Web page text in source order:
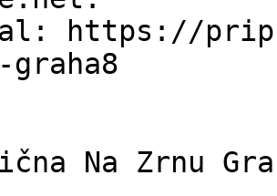
https://
graha8
Na Zrnu